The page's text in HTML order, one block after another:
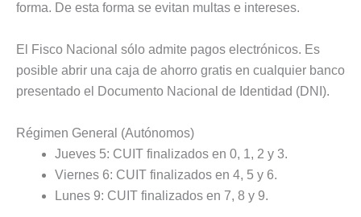
forma. De esta forma se evitan multas e intereses.
El Fisco Nacional sólo admite pagos electrónicos. Es
posible abrir una caja de ahorro gratis en cualquier banco
presentado el Documento Nacional de Identidad (DNI).
Régimen General (Autónomos)
Jueves 5: CUIT finalizados en 0, 1, 2 y 3.
Viernes 6: CUIT finalizados en 4, 5 y 6.
Lunes 9: CUIT finalizados en 7, 8 y 9.